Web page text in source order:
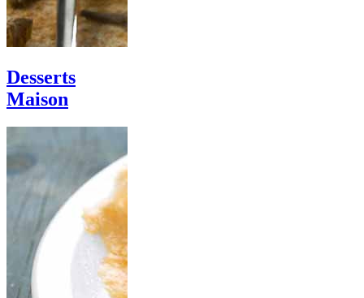
Desserts
Maison